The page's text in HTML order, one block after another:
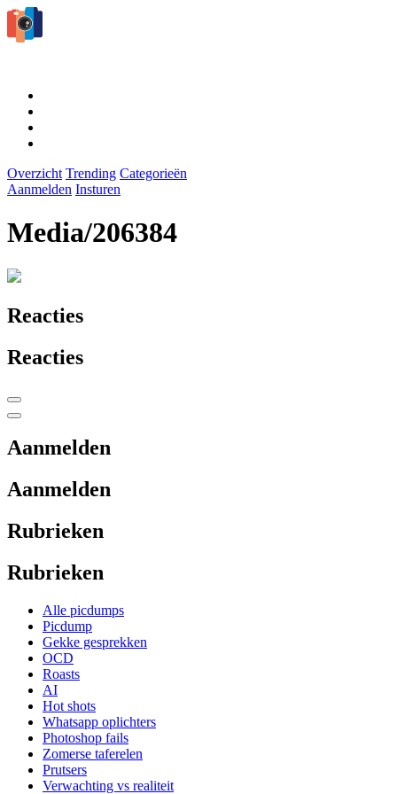
Overzicht Trending Categorieën
Aanmelden Insturen
Media/206384
Reacties
Reacties
Aanmelden
Aanmelden
Rubrieken
Rubrieken
Alle picdumps
Picdump
Gekke gesprekken
OCD
Roasts
AI
Hot shots
Whatsapp oplichters
Photoshop fails
Zomerse taferelen
Prutsers
Verwachting vs realiteit